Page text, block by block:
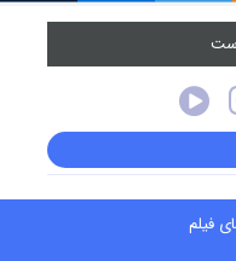
فیلم